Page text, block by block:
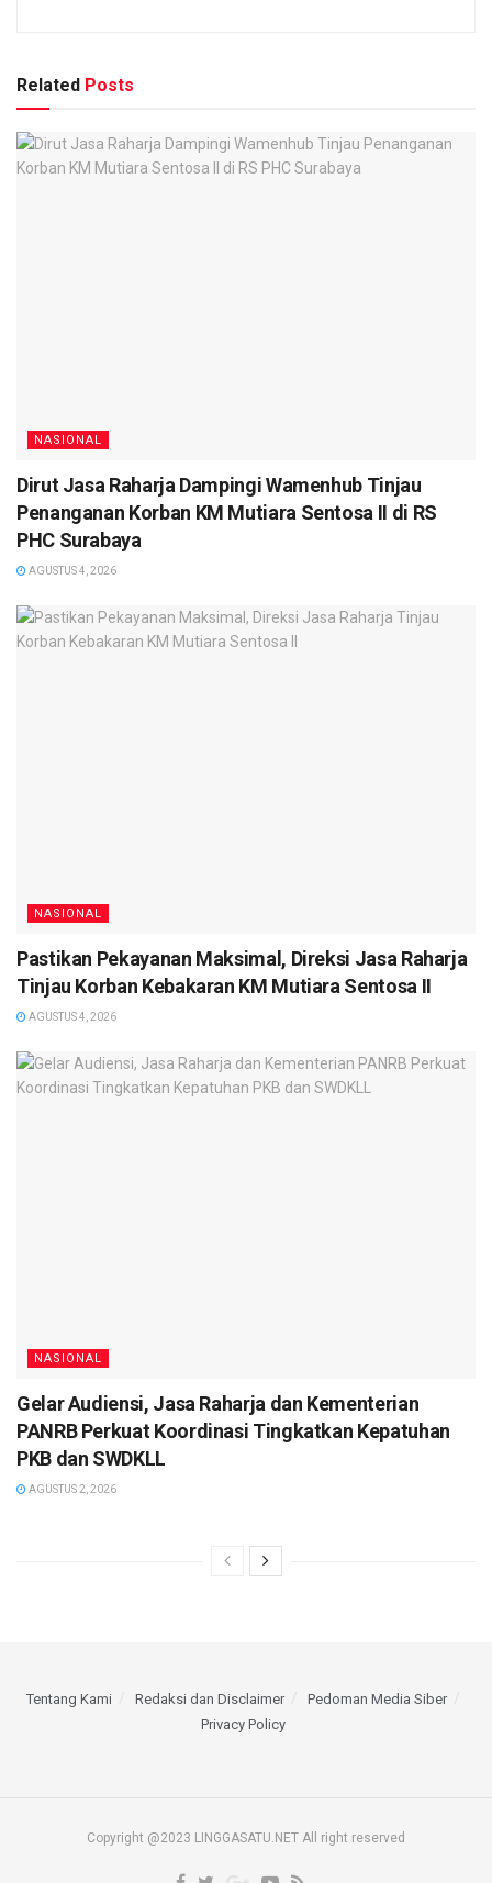
Related Posts
NASIONAL
Dirut Jasa Raharja Dampingi Wamenhub Tinjau
Penanganan Korban KM Mutiara Sentosa II di RS
PHC Surabaya
AGUSTUS 4, 2026
NASIONAL
Pastikan Pekayanan Maksimal, Direksi Jasa Raharja
Tinjau Korban Kebakaran KM Mutiara Sentosa II
AGUSTUS 4, 2026
NASIONAL
Gelar Audiensi, Jasa Raharja dan Kementerian
PANRB Perkuat Koordinasi Tingkatkan Kepatuhan
PKB dan SWDKLL
AGUSTUS 2, 2026
Tentang Kami Redaksi dan Disclaimer
Pedoman Media Siber
Privacy Policy
Copyright @2023 LINGGASATU.NET All right reserved